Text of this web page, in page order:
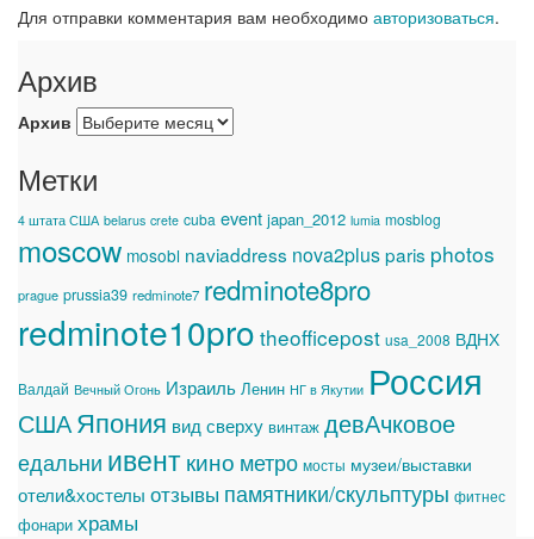
Для отправки комментария вам необходимо авторизоваться.
Архив
Архив
Метки
4 штата США belarus crete cuba event japan_2012 lumia mosblog
moscow mosobl naviaddress nova2plusparis photos
prague prussia39 redminote7 redminote8pro
redminote10pro theofficepost usa_2008 ВДНХ
Валдай Вечный Огонь Израиль Ленин НГ в Якутии Россия
СШАЯпония вид сверху винтаж девАчковое
едальни ивенткино метро мосты музеи/выставки
отели&хостелы отзывы памятники/скульптуры фитнес
фонари храмы